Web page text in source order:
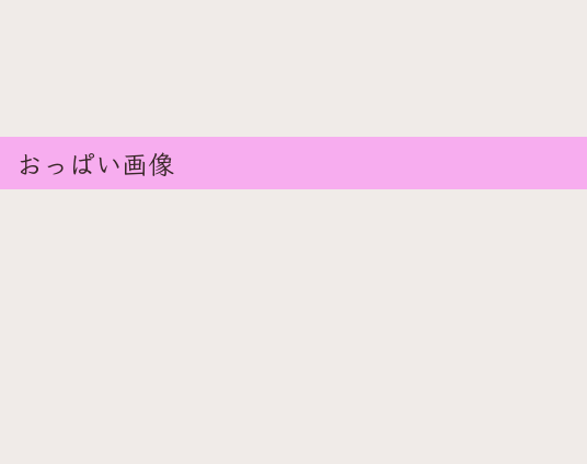
っぱい画像